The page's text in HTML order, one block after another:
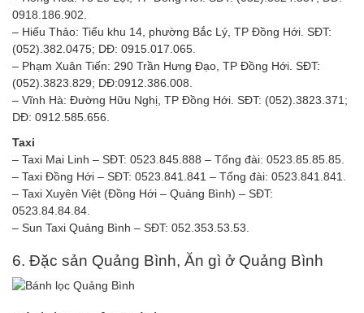
0918.186.902.
– Hiếu Thảo: Tiểu khu 14, phường Bắc Lý, TP Đồng Hới. SĐT:
(052).382.0475; DĐ: 0915.017.065.
– Phạm Xuân Tiến: 290 Trần Hưng Đạo, TP Đồng Hới. SĐT:
(052).3823.829; DĐ:0912.386.008.
– Vĩnh Hà: Đường Hữu Nghị, TP Đồng Hới. SĐT: (052).3823.371;
DĐ: 0912.585.656.
Taxi
– Taxi Mai Linh – SĐT: 0523.845.888 – Tổng đài: 0523.85.85.85.
– Taxi Đồng Hới – SĐT: 0523.841.841 – Tổng đài: 0523.841.841.
– Taxi Xuyên Việt (Đồng Hới – Quảng Bình) – SĐT:
0523.84.84.84.
– Sun Taxi Quảng Bình – SĐT: 052.353.53.53.
6. Đặc sản Quảng Bình, Ăn gì ở Quảng Bình